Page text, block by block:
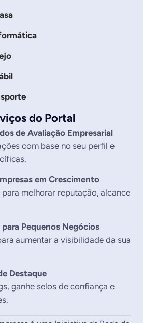
do Portal
de Avaliação Empresarial
com base no seu perfil e
em Crescimento
melhorar reputação, alcance
Pequenos Negócios
aumentar a visibilidade da sua
Destaque
ganhe selos de confiança e